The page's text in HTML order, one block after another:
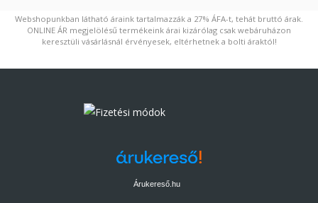
Webshopunkban látható áraink tartalmazzák a 27% ÁFA-t, tehát bruttó árak.
ONLINE ÁR megjelölésű termékeink árai kizárólag csak webáruházon
keresztüli vásárlásnál érvényesek, eltérhetnek a bolti áraktól!
Árukereső.hu